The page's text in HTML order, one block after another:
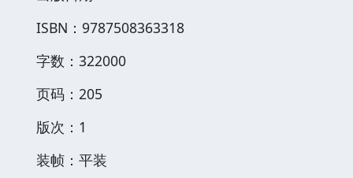
ISBN：9787508363318
字数：322000
页码：205
版次：1
装帧：平装